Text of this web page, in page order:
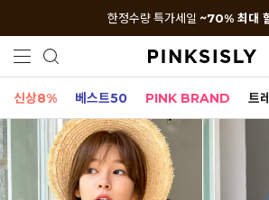
한정수량 특가세일 ~70% 최대
신상8% 베스트50 PINK BRAND 트